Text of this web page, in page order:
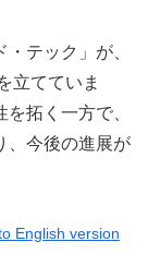
テック」が、
立てていま
拓く一方で、
、今後の進展が
English version